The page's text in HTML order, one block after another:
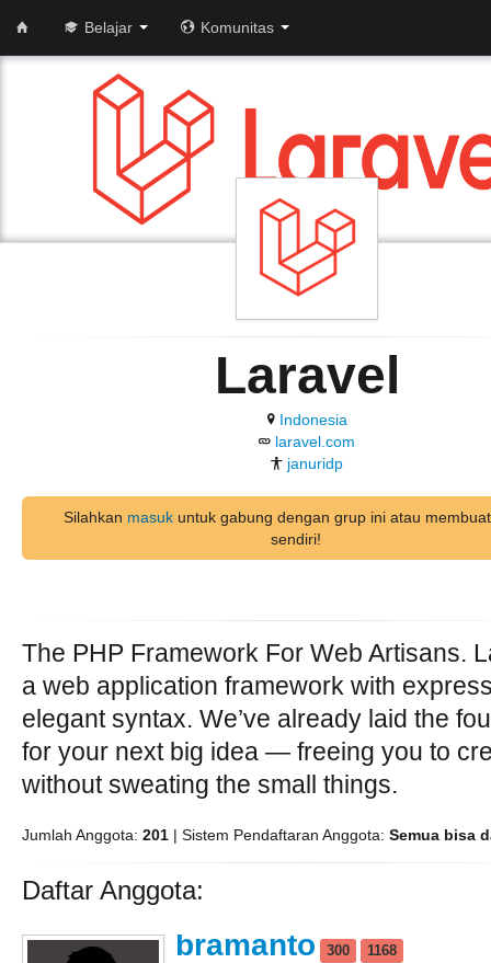
Belajar Komunitas
Laravel
Indonesia
laravel.com
januridp
Silahkan masuk untuk gabung dengan grup ini atau
sendiri!
The PHP Framework For Web Artisans.
a web application framework with
elegant syntax. We’ve already laid the
for your next big idea — freeing you to
without sweating the small things.
Jumlah Anggota: 201 | Sistem Pendaftaran Anggota: Semua bisa
Daftar Anggota:
bramanto 300 1168